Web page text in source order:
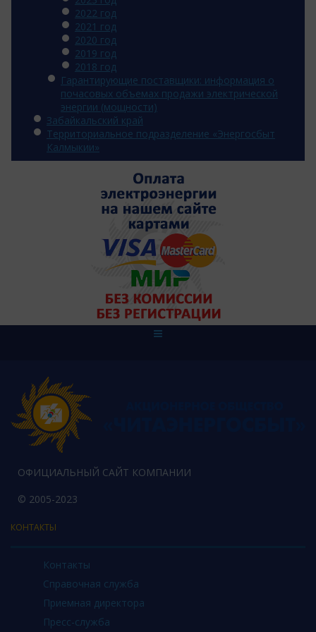
2022 год
2021 год
2020 год
2019 год
2018 год
Гарантирующие поставщики: информация о
почасовых объемах продажи электрической
энергии (мощности)
Забайкальский край
Территориальное подразделение «Энергосбыт
Калмыкии»
ОФИЦИАЛЬНЫЙ САЙТ КОМПАНИИ
© 2005-2023
КОНТАКТЫ
Контакты
Справочная служба
Приемная директора
Пресс-служба